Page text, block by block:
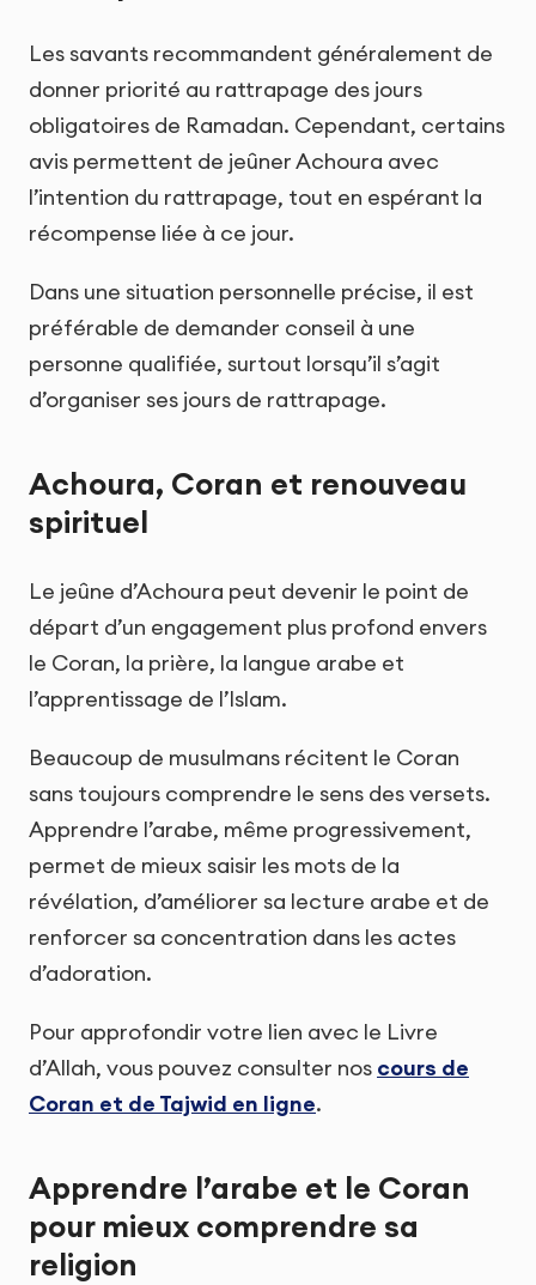
Les savants recommandent généralement de
donner priorité au rattrapage des jours
obligatoires de Ramadan. Cependant, certains
avis permettent de jeûner Achoura avec
l’intention du rattrapage, tout en espérant la
récompense liée à ce jour.
Dans une situation personnelle précise, il est
préférable de demander conseil à une
personne qualifiée, surtout lorsqu’il s’agit
d’organiser ses jours de rattrapage.
Achoura, Coran et renouveau
spirituel
Le jeûne d’Achoura peut devenir le point de
départ d’un engagement plus profond envers
le Coran, la prière, la langue arabe et
l’apprentissage de l’Islam.
Beaucoup de musulmans récitent le Coran
sans toujours comprendre le sens des versets.
Apprendre l’arabe, même progressivement,
permet de mieux saisir les mots de la
révélation, d’améliorer sa lecture arabe et de
renforcer sa concentration dans les actes
d’adoration.
Pour approfondir votre lien avec le Livre
d’Allah, vous pouvez consulter nos cours de
Coran et de Tajwid en ligne.
Apprendre l’arabe et le Coran
pour mieux comprendre sa
religion